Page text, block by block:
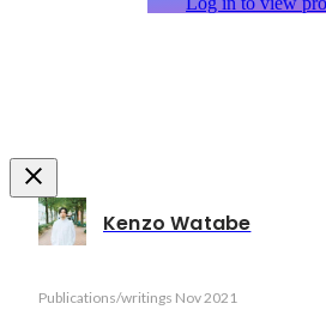
Kenzo Watabe
Publications/writings Nov 2021